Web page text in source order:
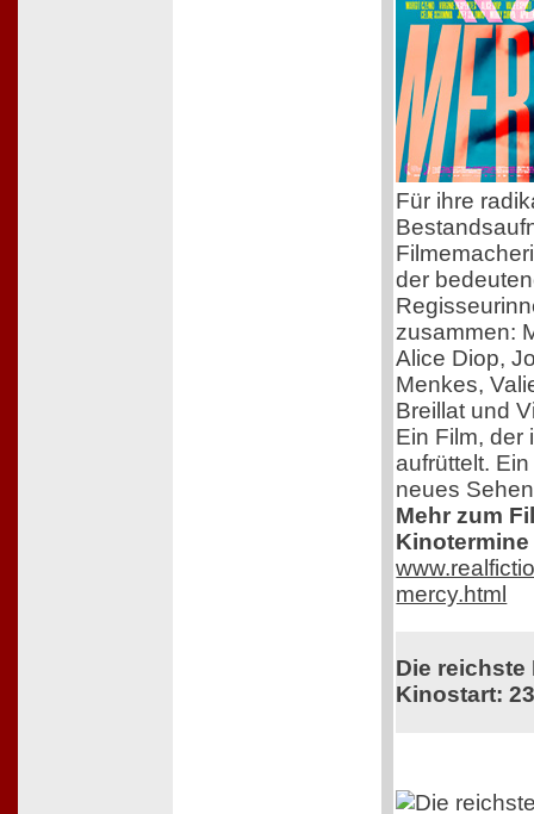
Für ihre
der
zusammen:
Alice Diop,
Menkes,
Breillat und
Ein Film, der
aufrüttelt.
neues
Mehr zum
mercy.html
Die reichste
Kinostart: